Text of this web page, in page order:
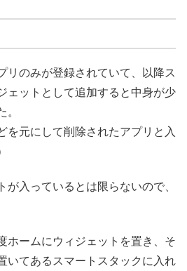
リのみが登録されていて、以降ス
ェットとして追加すると中身が少
。
を元にして削除されたアプリと入
が入っているとは限らないので、
ホームにウィジェットを置き、そ
いてあるスマートスタックに入れ